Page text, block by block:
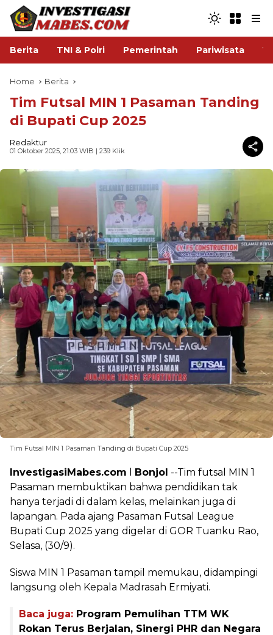
Berita TNI & Polri Pemerintah Pariwisata
Home Berita
Tim Futsal MIN 1 Pasaman Tanding
di Bupati Cup 2025
Redaktur
01 Oktober 2025, 21:03 WIB | 239 Klik
Tim Futsal MIN 1 Pasaman Tanding di Bupati Cup 2025
InvestigasiMabes.com Bonjol --Tim futsal MIN 1
Pasaman membuktikan bahwa pendidikan tak
hanya terjadi di dalam kelas, melainkan juga di
lapangan. Pada ajang Pasaman Futsal League
Bupati Cup 2025 yang digelar di GOR Tuanku Rao,
Selasa, (30/9).
Siswa MIN 1 Pasaman tampil memukau, didampingi
langsung oleh Kepala Madrasah Ermiyati.
Baca juga: Program Pemulihan TTM WK
Rokan Terus Berjalan, Sinergi PHR dan Negara